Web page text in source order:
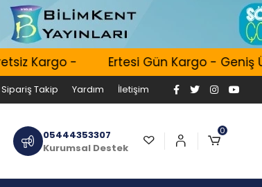
Kargo - Ertesi Gün Kargo - Geniş
Sipariş Takip Yardım İletişim
05444353307
Kurumsal Destek
0